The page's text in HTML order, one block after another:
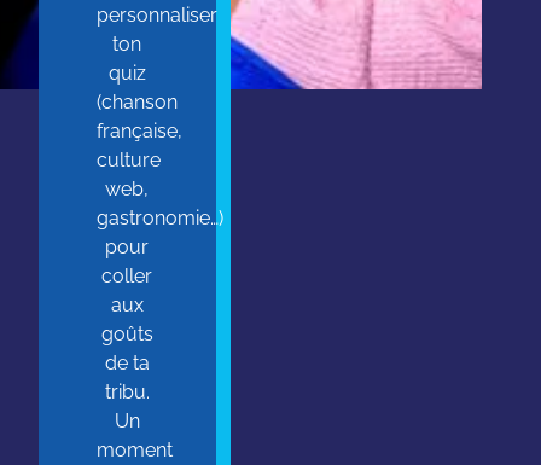
personnaliser
ton
quiz
(chanson
française,
culture
web,
gastronomie…)
pour
coller
aux
goûts
de ta
tribu.
Un
moment